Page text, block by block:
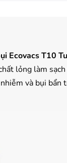
Minh
chuyển Toàn
hành 36 tháng
Ecovacs T10
lỏng làm
và bụi bẩn